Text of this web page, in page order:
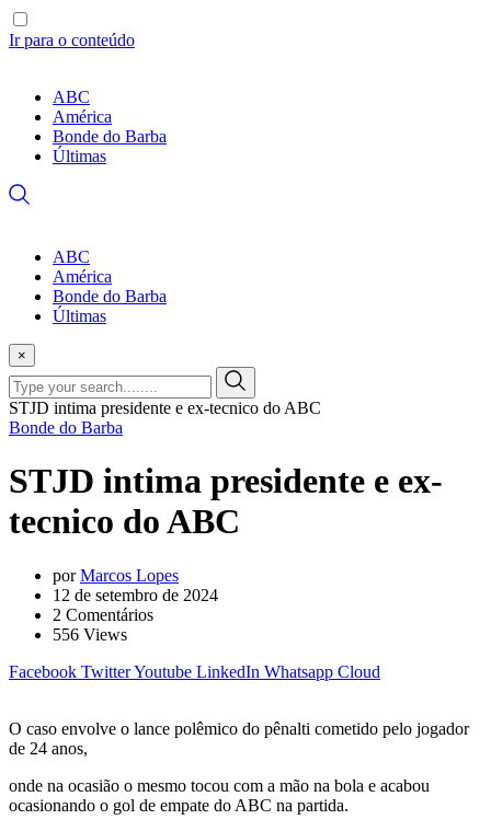
Ir para o conteúdo
ABC
América
Bonde do Barba
Últimas
ABC
América
Bonde do Barba
Últimas
×
STJD intima presidente e ex-tecnico do ABC
Bonde do Barba
STJD intima presidente e ex-
tecnico do ABC
porMarcos Lopes
12 de setembro de 2024
2 Comentários
556 Views
Facebook TwitterYoutube LinkedIn Whatsapp Cloud
O caso envolve o lance polêmico do pênalti cometido pelo jogador
de 24 anos,
onde na ocasião o mesmo tocou com a mão na bola e acabou
ocasionando o gol de empate do ABC na partida.